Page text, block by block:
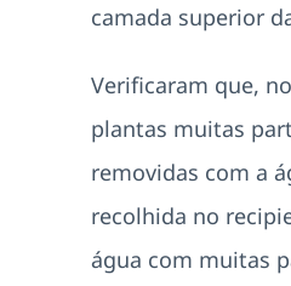
camada superior
Verificaram que,
plantas muitas
removidas com a
recolhida no
água com muitas